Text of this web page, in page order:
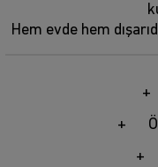
Hem evde hem